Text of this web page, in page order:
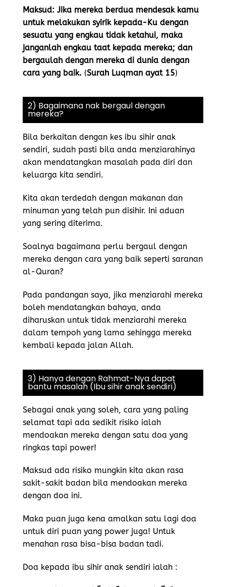
Maksud: Jika mereka berdua mendesak kamu
untuk melakukan syirik kepada-Ku dengan
sesuatu yang engkau tidak ketahui, maka
janganlah engkau taat kepada mereka; dan
bergaulah dengan mereka di dunia dengan
cara yang baik. (Surah Luqman ayat 15)
2) Bagaimana nak bergaul dengan
mereka?
Bila berkaitan dengan kes ibu sihir anak
sendiri, sudah pasti bila anda menziarahinya
akan mendatangkan masalah pada diri dan
keluarga kita sendiri.
Kita akan terdedah dengan makanan dan
minuman yang telah pun disihir. Ini aduan
yang sering diterima.
Soalnya bagaimana perlu bergaul dengan
mereka dengan cara yang baik seperti saranan
al-Quran?
Pada pandangan saya, jika menziarahi mereka
boleh mendatangkan bahaya, anda
diharuskan untuk tidak menziarahi mereka
dalam tempoh yang lama sehingga mereka
kembali kepada jalan Allah.
3) Hanya dengan Rahmat-Nya dapat
bantu masalah (Ibu sihir anak sendiri)
Sebagai anak yang soleh, cara yang paling
selamat tapi ada sedikit risiko ialah
mendoakan mereka dengan satu doa yang
ringkas tapi power!
Maksud ada risiko mungkin kita akan rasa
sakit-sakit badan bila mendoakan mereka
dengan doa ini.
Maka puan juga kena amalkan satu lagi doa
untuk diri puan yang power juga! Untuk
menahan rasa bisa-bisa badan tadi.
Doa kepada ibu sihir anak sendiri ialah :